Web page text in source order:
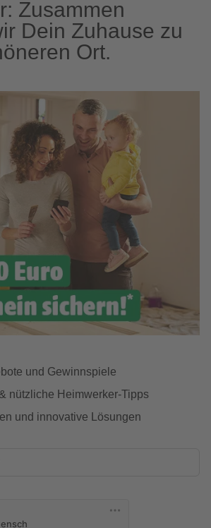
Zusammen
Dein Zuhause zu
Ort.
und Gewinnspiele
nützliche Heimwerker-Tipps
und innovative Lösungen